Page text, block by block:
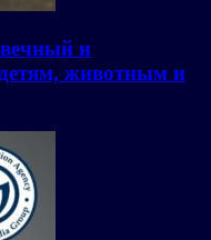
и
животным и